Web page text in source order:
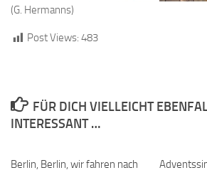
(G. Hermanns)
Post Views: 483
FÜR DICH VIELLEICHT
INTERESSANT …
Berlin, Berlin, wir fahren nach